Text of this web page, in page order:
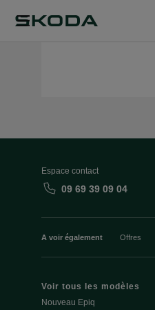
Espace contact
09 69 39 09 04
A voir également Offres
Voir tous les modèles
Nouveau Epiq